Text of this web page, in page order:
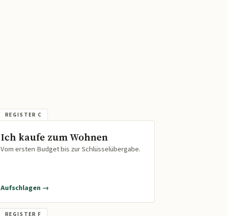
Ich kaufe zum Wohnen
Vom ersten Budget bis zur Schlüsselübergabe.
Aufschlagen →